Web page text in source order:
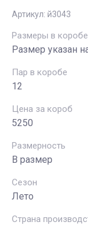
Артикул: й3043
Размеры в коробе
Размер указан
Пар в коробе
12
Цена за короб
5250
Размерность
В размер
Сезон
Лето
Страна